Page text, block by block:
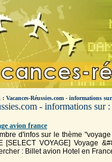
: Vacances-Réussies.com - informations
- informations sur
avion france
d'infos sur le thème
[SELECTVOYAGE]Voyage
: Billetavion Hotel en